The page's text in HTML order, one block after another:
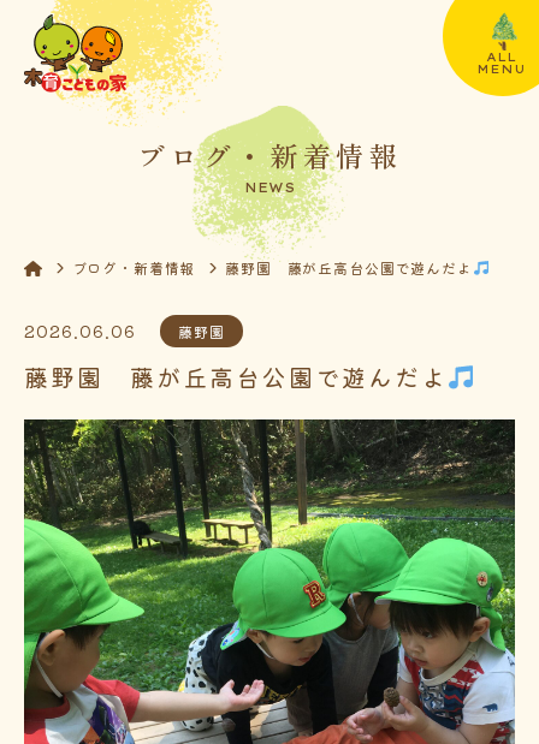
ALL
MENU
ブログ・新着情報
NEWS
ブログ・新着情報 藤野園 藤が丘高台公園で遊んだよ
2026.06.06 藤野園
藤野園 藤が丘高台公園で遊んだよ